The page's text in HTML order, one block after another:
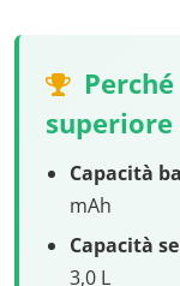
Capacità
mAh
Capacità
3,0 L